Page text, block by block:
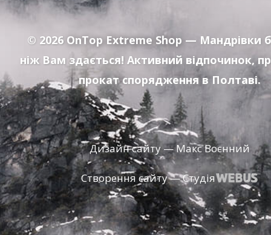
© 2026 OnTop Extreme Shop — Мандрівки
ніж Вам здається! Активний відпочинок,
прокат спорядження в Полтаві.
Дизайн сайту — Макс Воєнний
Створення сайту — Студія